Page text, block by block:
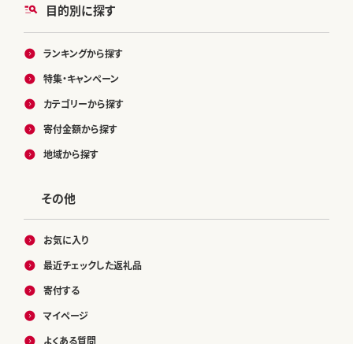
目的別に探す
ランキングから探す
特集・キャンペーン
カテゴリーから探す
寄付金額から探す
地域から探す
その他
お気に入り
最近チェックした返礼品
寄付する
マイページ
よくある質問